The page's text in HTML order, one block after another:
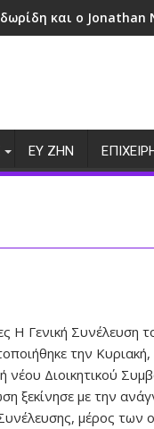
και ο Jonathan
ΕΥ ΖΗΝ
Η Γενική Συνέλευση
την
νέου Διοικητικού
ξεκίνησε με την
μέρος